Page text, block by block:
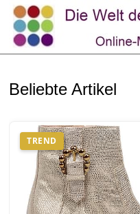
Beliebte Artikel
TREND